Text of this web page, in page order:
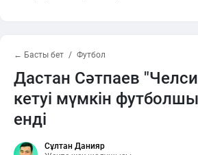
← Басты бет Футбол
Дастан Сәтпаев
кетуі мүмкін
енді
Сұлтан Данияр